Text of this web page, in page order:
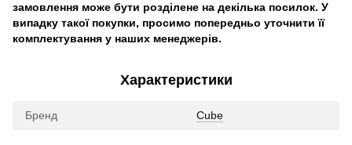
замовлення може бути розділене на декілька посилок. У
випадку такої покупки, просимо попередньо уточнити її
комплектування у наших менеджерів.
Характеристики
Бренд Cube